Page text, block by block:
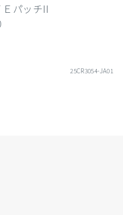
パッチII
25CR3054-JA01